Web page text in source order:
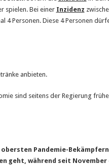
spielen. Bei einer Inzidenz
4 Personen. Diese 4 Personen
anbieten.
sind seitens der Regierung
Pandemie-
geht, während seit November